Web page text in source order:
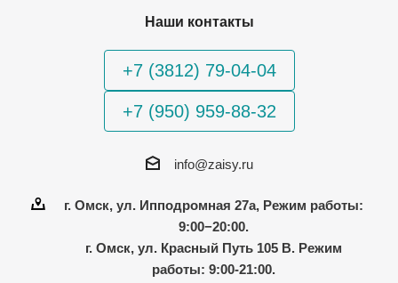
Наши контакты
+7 (3812) 79-04-04
+7 (950) 959-88-32
info@zaisy.ru
г. Омск, ул. Ипподромная 27а, Режим работы:
9:00−20:00.
г. Омск, ул. Красный Путь 105 В. Режим
работы: 9:00-21:00.